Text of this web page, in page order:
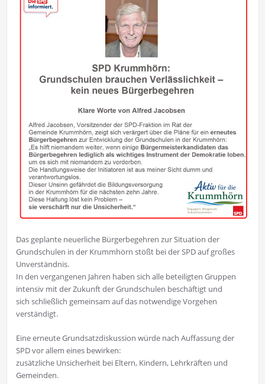
Das geplante neuerliche Bürgerbegehren zur Situation der
Grundschulen in der Krummhörn stößt bei der SPD auf großes
Unverständnis.
In den vergangenen Jahren haben sich alle beteiligten Gruppen
intensiv mit der Zukunft der Grundschulen beschäftigt und
sich schließlich gemeinsam auf das notwendige Vorgehen
verständigt.
Eine erneute Grundsatzdiskussion würde nach Auffassung der
SPD vor allem eines bewirken:
zusätzliche Unsicherheit bei Eltern, Kindern, Lehrkräften und
Gemeinden.